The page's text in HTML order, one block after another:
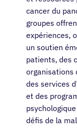
cancer du
groupes
expériences,
un soutien
patients, des
organisations
des services
et des
défis de la